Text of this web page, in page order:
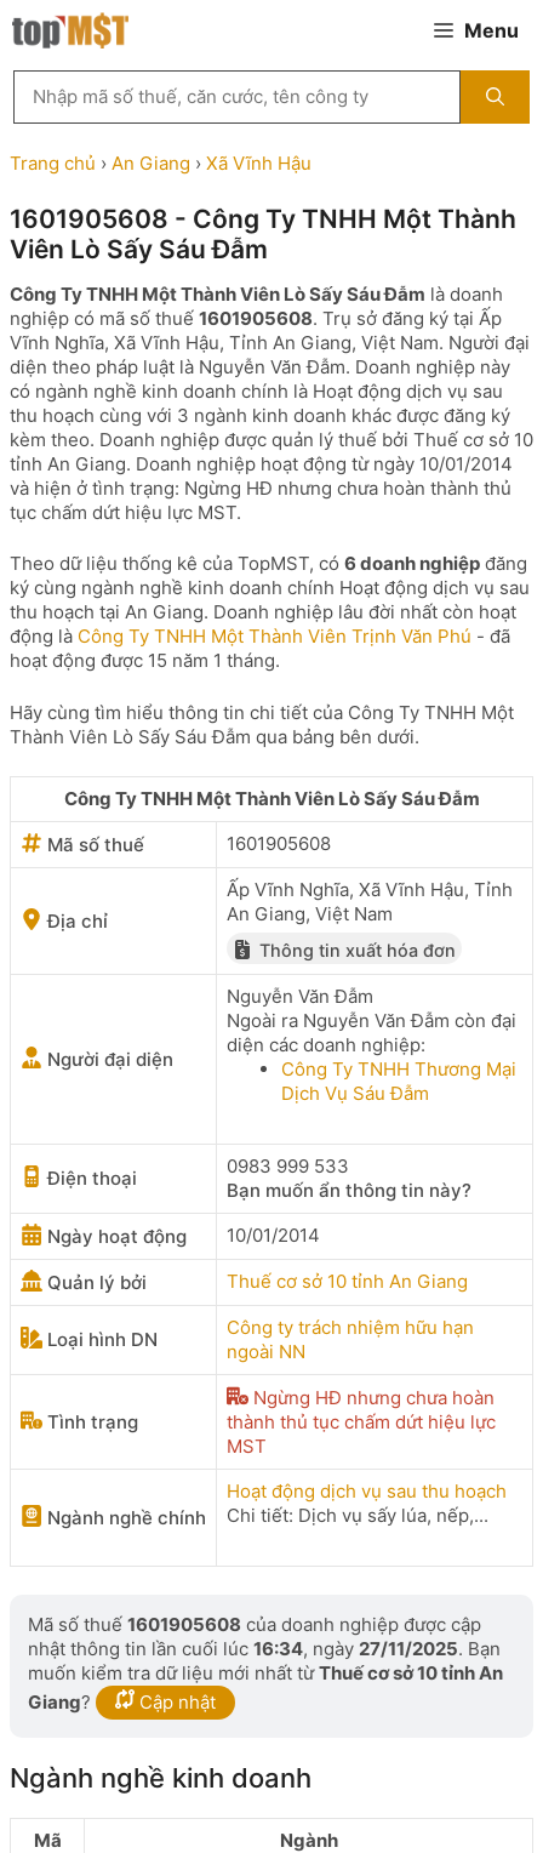
Chuyển
đến
Menu
kiếm
MST
theo
tên
ty,
người
diện
hoặc
mã
số
thuế
...
Trang chủ › An Giang › Xã Vĩnh Hậu
1601905608 - Công Ty TNHH Một Thành
Viên Lò Sấy Sáu Đẫm
Công Ty TNHH Một Thành Viên Lò Sấy Sáu Đẫm là doanh
nghiệp có mã số thuế 1601905608. Trụ sở đăng ký tại Ấp
Vĩnh Nghĩa, Xã Vĩnh Hậu, Tỉnh An Giang, Việt Nam. Người đại
diện theo pháp luật là Nguyễn Văn Đẫm. Doanh nghiệp này
có ngành nghề kinh doanh chính là Hoạt động dịch vụ sau
thu hoạch cùng với 3 ngành kinh doanh khác được đăng ký
kèm theo. Doanh nghiệp được quản lý thuế bởi Thuế cơ sở 10
tỉnh An Giang. Doanh nghiệp hoạt động từ ngày 10/01/2014
và hiện ở tình trạng: Ngừng HĐ nhưng chưa hoàn thành thủ
tục chấm dứt hiệu lực MST.
Theo dữ liệu thống kê của TopMST, có 6 doanh nghiệp đăng
ký cùng ngành nghề kinh doanh chính Hoạt động dịch vụ sau
thu hoạch tại An Giang. Doanh nghiệp lâu đời nhất còn hoạt
động là Công Ty TNHH Một Thành Viên Trịnh Văn Phú - đã
hoạt động được 15 năm 1 tháng.
Hãy cùng tìm hiểu thông tin chi tiết của Công Ty TNHH Một
Thành Viên Lò Sấy Sáu Đẫm qua bảng bên dưới.
Công Ty TNHH Một Thành Viên Lò Sấy Sáu Đẫm
Mã số thuế
1601905608
Địa chỉ
Ấp Vĩnh Nghĩa, Xã Vĩnh Hậu, Tỉnh
An Giang, Việt Nam
Thông tin xuất hóa đơn
Người đại diện
Nguyễn Văn Đẫm
Ngoài ra Nguyễn Văn Đẫm còn đại
diện các doanh nghiệp:
Công Ty TNHH Thương Mại
Dịch Vụ Sáu Đẫm
Điện thoại
0983 999 533
Bạn muốn ẩn thông tin này?
Ngày hoạt động
10/01/2014
Quản lý bởi Thuế cơ sở 10 tỉnh An Giang
Loại hình DN
Công ty trách nhiệm hữu hạn
ngoài NN
Tình trạng
Ngừng HĐ nhưng chưa hoàn
thành thủ tục chấm dứt hiệu lực
MST
Ngành nghề chính
Hoạt động dịch vụ sau thu hoạch
Chi tiết: Dịch vụ sấy lúa, nếp,...
Mã số thuế 1601905608 của doanh nghiệp được cập
nhật thông tin lần cuối lúc 16:34, ngày 27/11/2025. Bạn
muốn kiểm tra dữ liệu mới nhất từThuế cơ sở 10 tỉnh An
Giang? Cập nhật
Ngành nghề kinh doanh
Mã
Ngành